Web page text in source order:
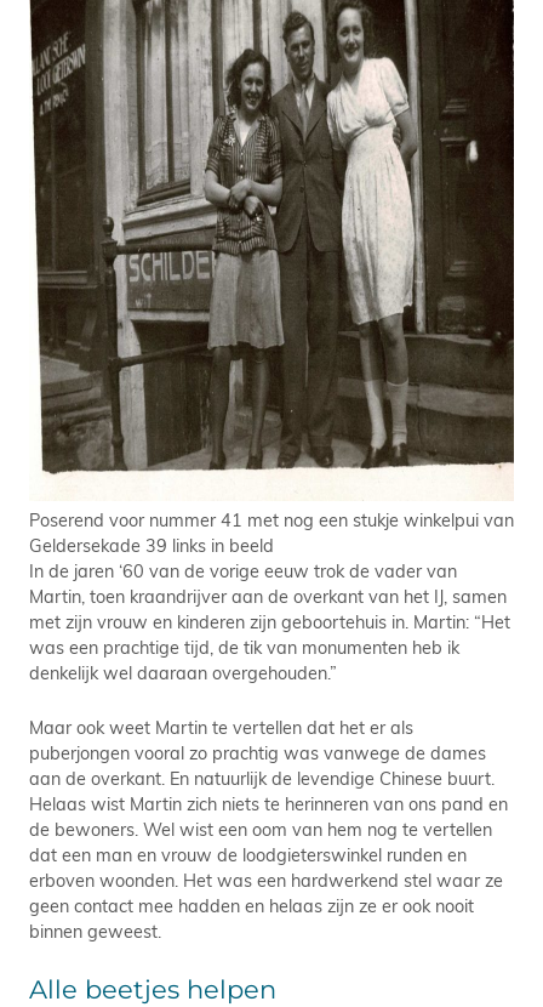
Poserend voor nummer 41 met nog een stukje winkelpui van
Geldersekade 39 links in beeld
In de jaren ‘60 van de vorige eeuw trok de vader van
Martin, toen kraandrijver aan de overkant van het IJ, samen
met zijn vrouw en kinderen zijn geboortehuis in. Martin: “Het
was een prachtige tijd, de tik van monumenten heb ik
denkelijk wel daaraan overgehouden.”
Maar ook weet Martin te vertellen dat het er als
puberjongen vooral zo prachtig was vanwege de dames
aan de overkant. En natuurlijk de levendige Chinese buurt.
Helaas wist Martin zich niets te herinneren van ons pand en
de bewoners. Wel wist een oom van hem nog te vertellen
dat een man en vrouw de loodgieterswinkel runden en
erboven woonden. Het was een hardwerkend stel waar ze
geen contact mee hadden en helaas zijn ze er ook nooit
binnen geweest.
Alle beetjes helpen